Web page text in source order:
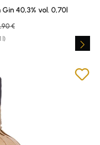
40,3% vol. 0,70l
l)
price:price:
€